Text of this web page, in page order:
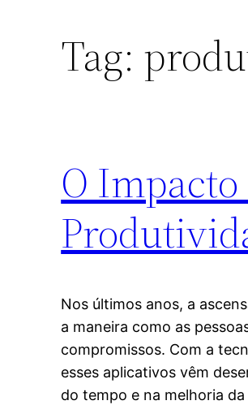
Tag:
O
Nos últimos anos, a
a maneira como as
compromissos. Com a
esses aplicativos vêm
do tempo e na melhoria